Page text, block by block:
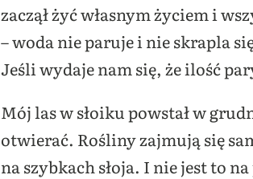
zaczął żyć własnym życiem i
– woda nie paruje i nie skrapla
Jeśli wydaje nam się, że ilość
Mój las w słoiku powstał w
otwierać. Rośliny zajmują się
na szybkach słoja. I nie jest to